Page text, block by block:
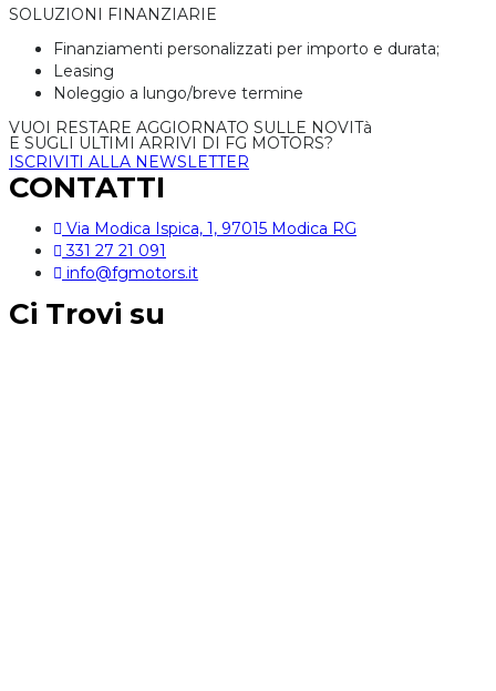
SOLUZIONI FINANZIARIE
Finanziamenti personalizzati per importo e durata;
Leasing
Noleggio a lungo/breve termine
VUOI RESTARE AGGIORNATO SULLE NOVITà
E SUGLI ULTIMI ARRIVI DI FG MOTORS?
ISCRIVITI ALLA NEWSLETTER
CONTATTI
Via Modica Ispica, 1, 97015 Modica RG
331 27 21 091
info@fgmotors.it
Ci Trovi su